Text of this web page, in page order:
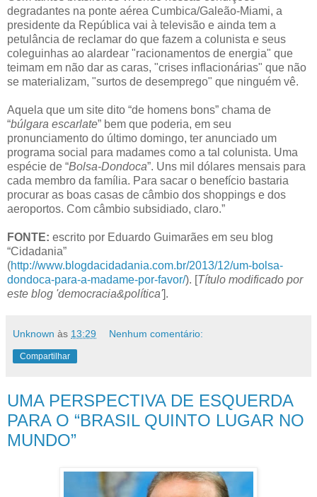
degradantes na ponte aérea Cumbica/Galeão-Miami, a
presidente da República vai à televisão e ainda tem a
petulância de reclamar do que fazem a colunista e seus
coleguinhas ao alardear "racionamentos de energia" que
teimam em não dar as caras, "crises inflacionárias" que não
se materializam, "surtos de desemprego" que ninguém vê.
Aquela que um site dito “de homens bons” chama de
“búlgara escarlate” bem que poderia, em seu
pronunciamento do último domingo, ter anunciado um
programa social para madames como a tal colunista. Uma
espécie de “Bolsa-Dondoca”. Uns mil dólares mensais para
cada membro da família. Para sacar o benefício bastaria
procurar as boas casas de câmbio dos shoppings e dos
aeroportos. Com câmbio subsidiado, claro.”
FONTE: escrito por Eduardo Guimarães em seu blog
“Cidadania”
(http://www.blogdacidadania.com.br/2013/12/um-bolsa-
dondoca-para-a-madame-por-favor/). [Título modificado por
este blog 'democracia&política'].
Unknown às 13:29 Nenhum comentário:
Compartilhar
UMA PERSPECTIVA DE ESQUERDA
PARA O “BRASIL QUINTO LUGAR NO
MUNDO”